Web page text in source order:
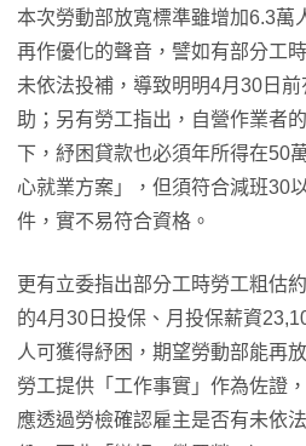
本次勞動部放寬標準雖增加6.3萬
再作優化的聲音，譬如有部分工
未依法投補，導致明明4月30日
助；另有勞工指出，自營作業者
下，紓困貸款也必須年所得在50
心就業方案」，但須符合減班30
件，實不易符合資格。
更有立委指出部分工時勞工粗估
的4月30日投保、月投保薪資
人可獲得紓困，期望勞動部能再
勞工提供「工作事實」作為佐證
應透過勞檢確認雇主是否有未依